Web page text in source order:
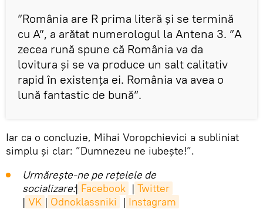
”România are R prima literă și se termină
cu A”, a arătat numerologul la Antena 3. ”A
zecea rună spune că România va da
lovitura și se va produce un salt calitativ
rapid în existența ei. România va avea o
lună fantastic de bună”.
Iar ca o concluzie, Mihai Voropchievici a subliniat
simplu și clar: ”Dumnezeu ne iubește!”.
Urmărește-ne pe rețelele de
socializare:| Facebook | Twitter
| VK | Odnoklassniki | Instagram